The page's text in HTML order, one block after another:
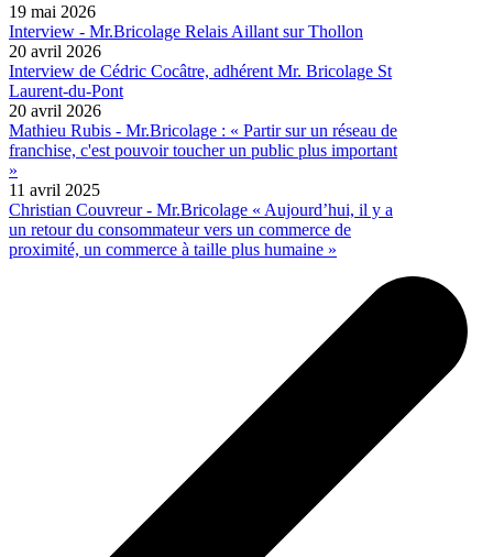
19 mai 2026
Interview - Mr.Bricolage Relais Aillant sur Thollon
20 avril 2026
Interview de Cédric Cocâtre, adhérent Mr. Bricolage St
Laurent-du-Pont
20 avril 2026
Mathieu Rubis - Mr.Bricolage : « Partir sur un réseau de
franchise, c'est pouvoir toucher un public plus important
»
11 avril 2025
Christian Couvreur - Mr.Bricolage « Aujourd’hui, il y a
un retour du consommateur vers un commerce de
proximité, un commerce à taille plus humaine »